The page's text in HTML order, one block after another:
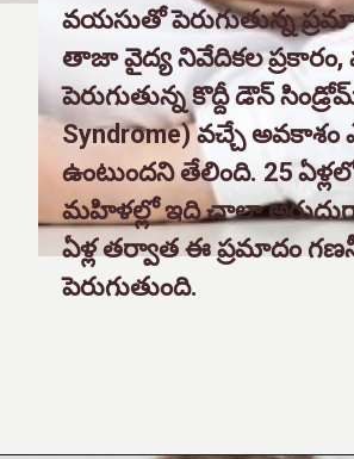
వయసుతో పెరుగుతున్న
తాజా వైద్య నివేదికల
పెరుగుతున్న కొద్దీ డౌన్
Syndrome) వచ్చే అవకాశం
ఉంటుందని తేలింది. 25
మహిళల్లో ఇది చాలా
ఏళ్ల తర్వాత ఈ ప్రమాదం
పెరుగుతుంది.